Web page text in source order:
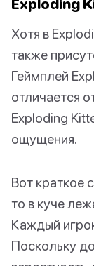
Exploding
Хотя в
также
Геймплей
отличается
Exploding
ощущения.
Вот краткое
то в куче
Каждый
Поскольку